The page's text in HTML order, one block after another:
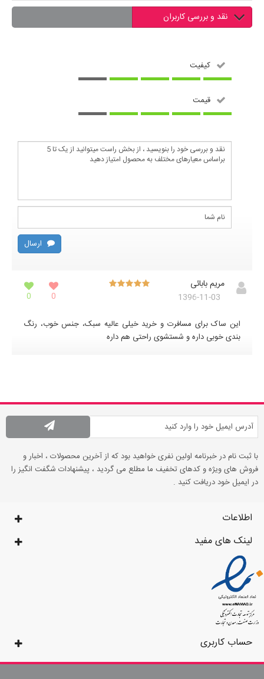
نقد و بررسی کاربران
کیفیت
قیمت
ارسال
مریم بابائی
1396-11-03
0
0
این ساک برای مسافرت و خرید خیلی عالیه سبک، جنس خوب، رنگ
بندی خوبی داره و شستشوی راحتی هم داره
با ثبت نام در خبرنامه اولین نفری خواهید بود که از آخرین محصولات ، اخبار و
فروش های ویژه و کدهای تخفیف ما مطلع می گردید ، پیشنهادات شگفت انگیز را
در ایمیل خود دریافت کنید .
اطلاعات
لینک های مفید
حساب کاربری